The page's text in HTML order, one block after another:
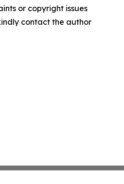
or copyright issues
contact the author